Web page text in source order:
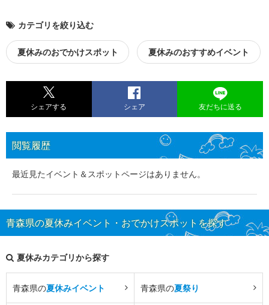
カテゴリを絞り込む
夏休みのおでかけスポット 夏休みのおすすめイベント
シェアする シェア 友だちに送る
閲覧履歴
最近見たイベント＆スポットページはありません。
青森県の夏休みイベント・おでかけスポットを探す
夏休みカテゴリから探す
青森県の夏休みイベント 青森県の夏祭り